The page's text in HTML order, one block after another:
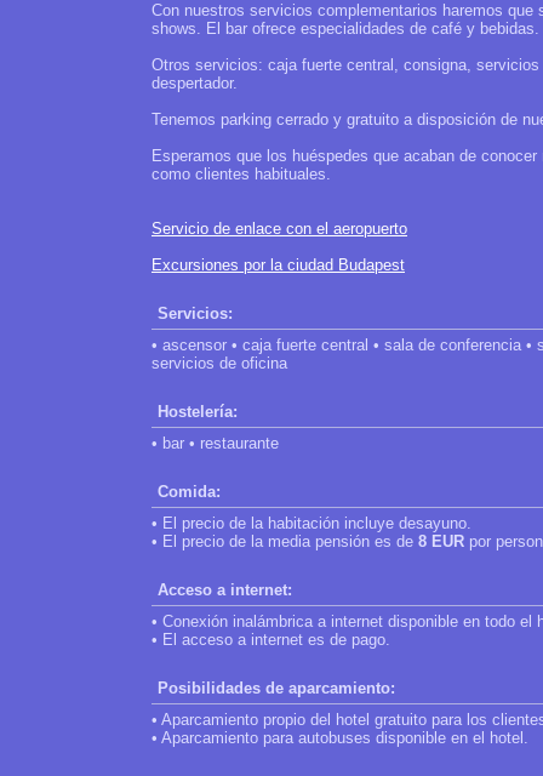
Con nuestros servicios complementarios haremos
shows. El bar ofrece especialidades de café y bebidas.
Otros servicios: caja fuerte central, consigna,
despertador.
Tenemos parking cerrado y gratuito a disposición de
Esperamos que los huéspedes que acaban de
como clientes habituales.
Servicio de enlace con el aeropuerto
Excursiones por la ciudad Budapest
Servicios:
• ascensor • caja fuerte central • sala de conferencia
servicios de oficina
Hostelería:
• bar • restaurante
Comida:
• El precio de la habitación incluye desayuno.
• El precio de la media pensión es de 8 EUR por
Acceso a internet:
• Conexión inalámbrica a internet disponible en todo el
• El acceso a internet es de pago.
Posibilidades de aparcamiento:
• Aparcamiento propio del hotel gratuito para los
• Aparcamiento para autobuses disponible en el hotel.